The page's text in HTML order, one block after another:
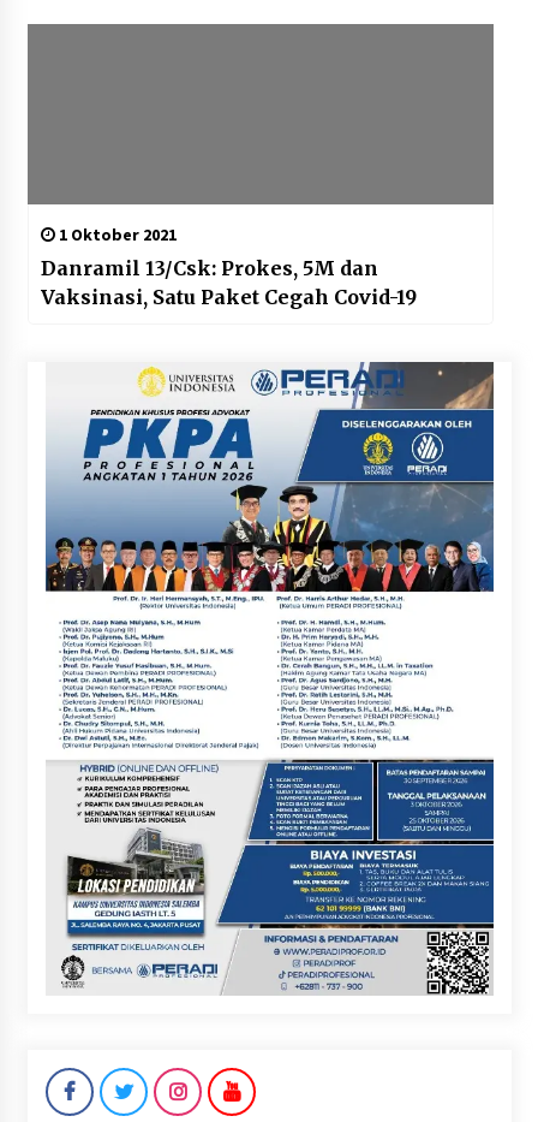
1 Oktober 2021
Danramil 13/Csk: Prokes, 5M dan
Vaksinasi, Satu Paket Cegah Covid-19